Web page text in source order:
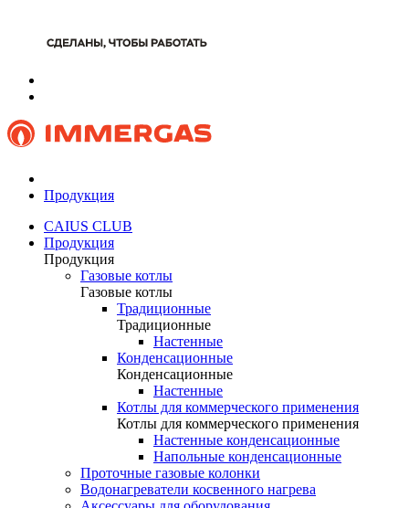
Продукция
CAIUS CLUB
Продукция
Продукция
Газовые котлы
Газовые котлы
Традиционные
Традиционные
Настенные
Конденсационные
Конденсационные
Настенные
Котлы для коммерческого применения
Котлы для коммерческого применения
Настенные конденсационные
Напольные конденсационные
Проточные газовые колонки
Водонагреватели косвенного нагрева